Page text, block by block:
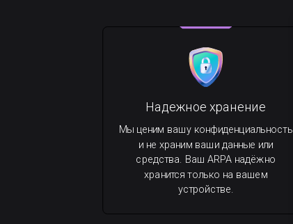
Надежное хранение
Мы ценим вашу конфиденциальность
и не храним ваши данные или
средства. Ваш ARPA надёжно
хранится только на вашем
устройстве.